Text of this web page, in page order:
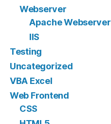
Webserver
Apache Webserver
IIS
Testing
Uncategorized
VBA Excel
Web Frontend
CSS